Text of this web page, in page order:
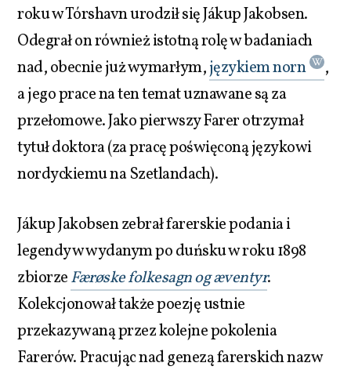
roku w Tórshavn urodził się Jákup Jakobsen.
Odegrał on również istotną rolę w badaniach
nad, obecnie już wymarłym,językiem norn
,
a jego prace na ten temat uznawane są za
przełomowe. Jako pierwszy Farer otrzymał
tytuł doktora (za pracę poświęconą językowi
nordyckiemu na Szetlandach).
Jákup Jakobsen zebrał farerskie podania i
legendy w wydanym po duńsku w roku 1898
zbiorzeFærøske folkesagn og æventyr.
Kolekcjonował także poezję ustnie
przekazywaną przez kolejne pokolenia
Farerów. Pracując nad genezą farerskich nazw